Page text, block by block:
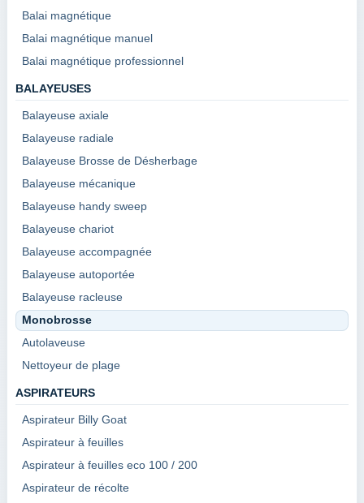
Balai magnétique
Balai magnétique manuel
Balai magnétique professionnel
BALAYEUSES
Balayeuse axiale
Balayeuse radiale
Balayeuse Brosse de Désherbage
Balayeuse mécanique
Balayeuse handy sweep
Balayeuse chariot
Balayeuse accompagnée
Balayeuse autoportée
Balayeuse racleuse
Monobrosse
Autolaveuse
Nettoyeur de plage
ASPIRATEURS
Aspirateur Billy Goat
Aspirateur à feuilles
Aspirateur à feuilles eco 100 / 200
Aspirateur de récolte